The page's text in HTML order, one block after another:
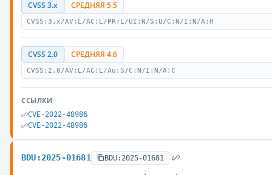
CVSS 3.x СРЕДНЯЯ 5.5
CVSS:3.x/AV:L/AC:L/PR:L/UI:N/S:U/C:N/I:N/A:H
CVSS 2.0 СРЕДНЯЯ 4.6
CVSS:2.0/AV:L/AC:L/Au:S/C:N/I:N/A:C
ССЫЛКИ
CVE-2022-48986
CVE-2022-48986
BDU:2025-01681 BDU:2025-01681